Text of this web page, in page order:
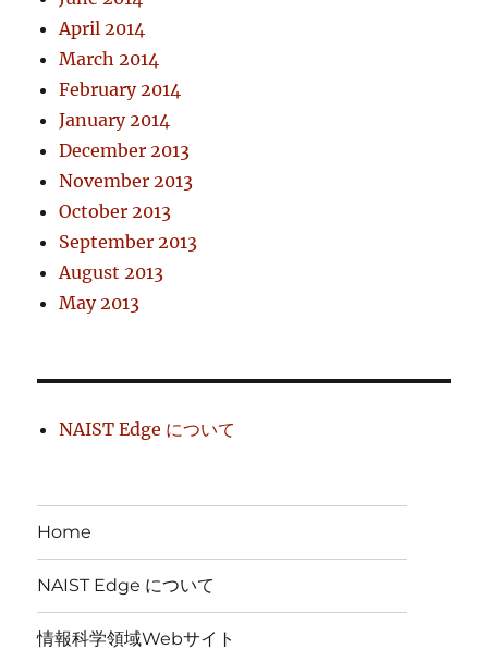
April 2014
March 2014
February 2014
January 2014
December 2013
November 2013
October 2013
September 2013
August 2013
May 2013
NAIST Edge について
Home
NAIST Edge について
情報科学領域Webサイト